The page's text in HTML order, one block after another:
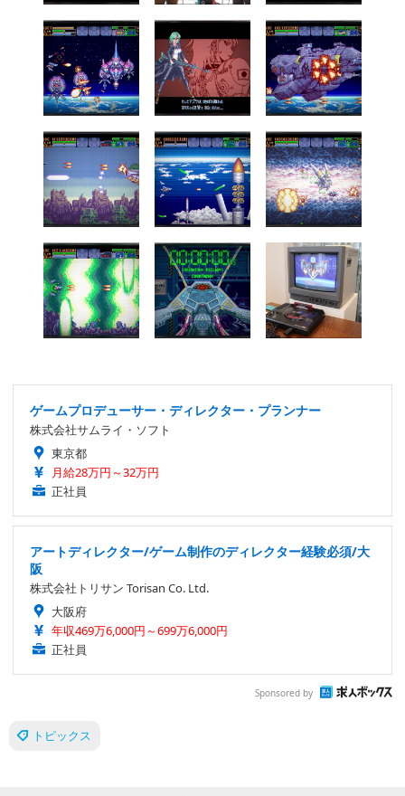
ゲームプロデューサー・ディレクター・プランナー
株式会社サムライ・ソフト
東京都
月給28万円～32万円
正社員
アートディレクター/ゲーム制作のディレクター経験必須/大
阪
株式会社トリサン Torisan Co. Ltd.
大阪府
年収469万6,000円～699万6,000円
正社員
Sponsored by
トピックス